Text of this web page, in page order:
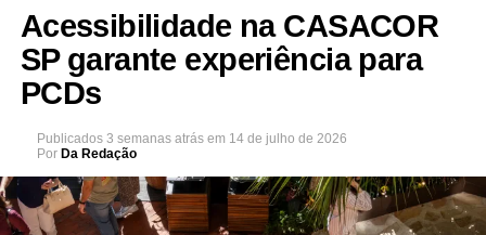
Acessibilidade na CASACOR
SP garante experiência para
PCDs
Publicados 3 semanas atrás em 14 de julho de 2026
Por Da Redação